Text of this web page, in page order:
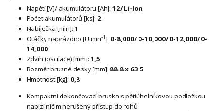
Napětí [V]/ akumulátoru [Ah]: 12/ Li-Ion
Počet akumulátorů [ks]: 2
Nabíječka [min]: 1
Otáčky naprázdno [U.min-1]: 0-8,000/ 0-10,000/ 0-12,000/ 0-
14,000
Zdvih (oscilace) [mm]: 1,5
Rozměr brusné desky [mm]: 88.8 x 63.5
Hmotnost [kg]: 0,8
Kompaktní dokončovací bruska s pětiúhelníkovou podložkou
nabízí ničím nerušený přístup do rohů